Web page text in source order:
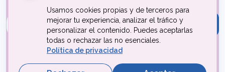
Introduce tu email
Suscribirse
Al suscribirte aceptas nuestraPolítica de Privacidad
comerciales.
Usamos cookies propias y de terceros para
mejorar tu experiencia, analizar el tráfico y
personalizar el contenido. Puedes aceptarlas
todas o rechazar las no esenciales.
Política de privacidad